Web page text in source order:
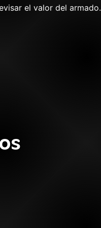
el valor del armado.